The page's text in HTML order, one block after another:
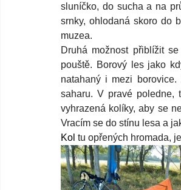
sluníčko, do sucha a na
srnky, ohlodaná skoro do
muzea.
Druhá možnost přiblížit
pouště. Borový les jako
natahaný i mezi
saharu. V pravé
vyhrazená kolíky, aby se
Vracím se do stínu lesa a
Kol